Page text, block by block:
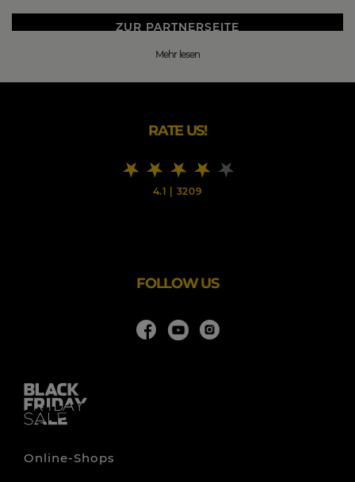
ZUR PARTNERSEITE
DEALS
Caravaner und Reisemobilisten.
Campingbedarf und Campingausrüstung, mit Marken,
Mehr lesen
RATE US!
4.1 | 3209
FOLLOW US
Online-Shops